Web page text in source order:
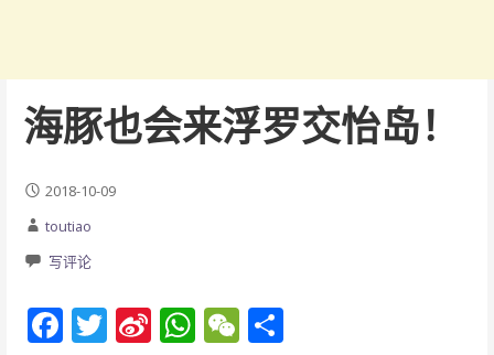
海豚也会来浮罗交怡岛！
2018-10-09
toutiao
写评论
F T Si W W 分